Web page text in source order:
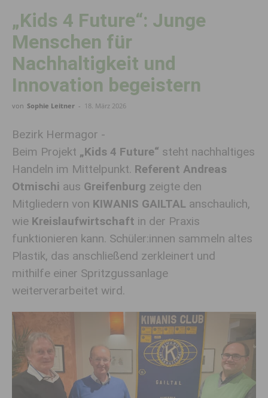
„Kids 4 Future“: Junge
Menschen für
Nachhaltigkeit und
Innovation begeistern
von Sophie Leitner - 18. März 2026
Bezirk Hermagor -
Beim Projekt „Kids 4 Future“ steht nachhaltiges
Handeln im Mittelpunkt. Referent Andreas
Otmischi aus Greifenburg zeigte den
Mitgliedern von KIWANIS GAILTAL anschaulich,
wie Kreislaufwirtschaft in der Praxis
funktionieren kann. Schüler:innen sammeln altes
Plastik, das anschließend zerkleinert und
mithilfe einer Spritzgussanlage
weiterverarbeitet wird.